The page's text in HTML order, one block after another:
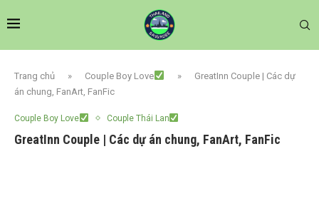
Trang chủ » Couple Boy Love »
GreatInn Couple | Các dự
án chung, FanArt, FanFic
Couple Boy Love Couple Thái Lan
GreatInn Couple | Các dự án chung, FanArt, FanFic